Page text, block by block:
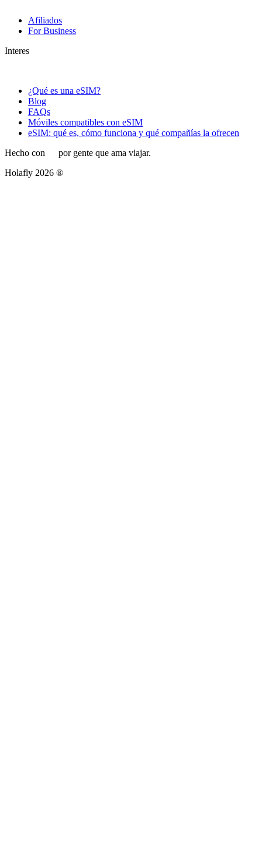
Afiliados
For Business
Interes
¿Qué es una eSIM?
Blog
FAQs
Móviles compatibles con eSIM
eSIM: qué es, cómo funciona y qué compañías la ofrecen
Hecho con
por gente que ama viajar.
Holafly 2026 ®